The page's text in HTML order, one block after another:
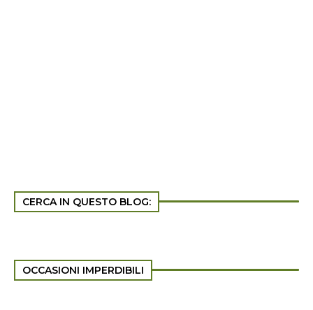
CERCA IN QUESTO BLOG:
OCCASIONI IMPERDIBILI